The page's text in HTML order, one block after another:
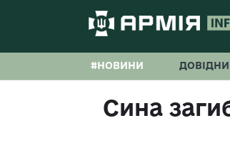
#НОВИНИ
Cина